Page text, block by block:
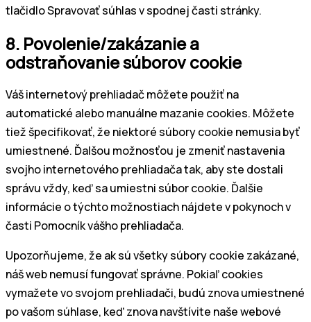
tlačidlo Spravovať súhlas v spodnej časti stránky.
8. Povolenie/zakázanie a
odstraňovanie súborov cookie
Váš internetový prehliadač môžete použiť na
automatické alebo manuálne mazanie cookies. Môžete
tiež špecifikovať, že niektoré súbory cookie nemusia byť
umiestnené. Ďalšou možnosťou je zmeniť nastavenia
svojho internetového prehliadača tak, aby ste dostali
správu vždy, keď sa umiestni súbor cookie. Ďalšie
informácie o týchto možnostiach nájdete v pokynoch v
časti Pomocník vášho prehliadača.
Upozorňujeme, že ak sú všetky súbory cookie zakázané,
náš web nemusí fungovať správne. Pokiaľ cookies
vymažete vo svojom prehliadači, budú znova umiestnené
po vašom súhlase, keď znova navštívite naše webové